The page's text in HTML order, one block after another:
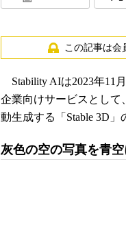
この記事は会
Stability AIは2023年11
企業向けサービスとして
動生成する「Stable 3D」
灰色の空の写真を青空